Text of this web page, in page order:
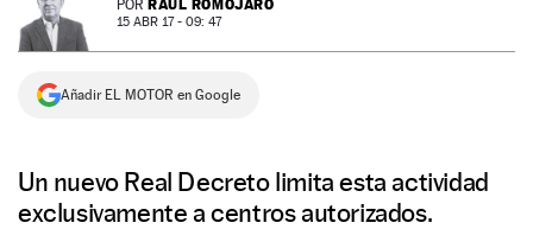
NEWSLETTER
SÍGUENOS
POR RAÚL ROMOJARO
15 ABR 17 - 09: 47
Añadir EL MOTOR en Google
Un nuevo Real Decreto limita esta actividad
exclusivamente a centros autorizados.